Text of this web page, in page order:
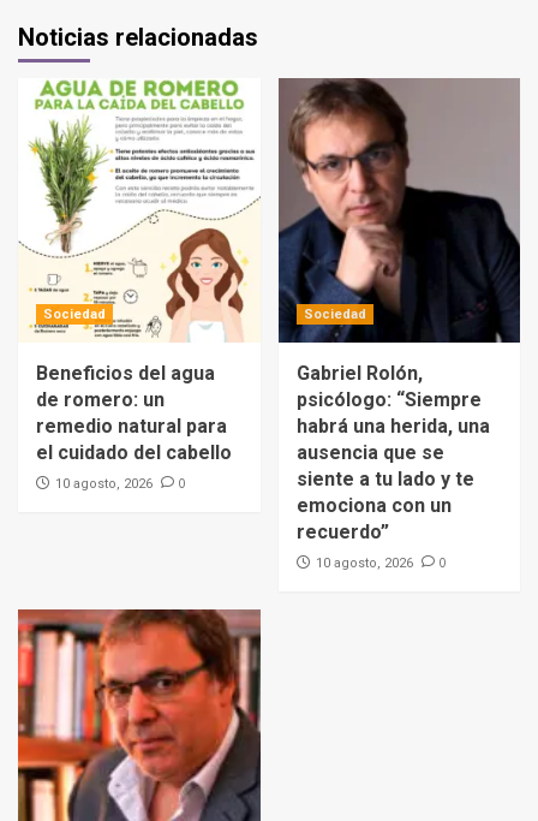
Noticias relacionadas
Sociedad
Beneficios del agua
de romero: un
remedio natural para
el cuidado del cabello
10 agosto, 2026 0
Sociedad
Gabriel Rolón,
psicólogo: “Siempre
habrá una herida, una
ausencia que se
siente a tu lado y te
emociona con un
recuerdo”
10 agosto, 2026 0